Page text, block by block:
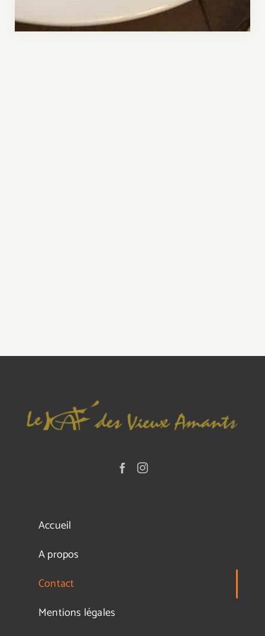
Accueil
A propos
Contact
Mentions légales